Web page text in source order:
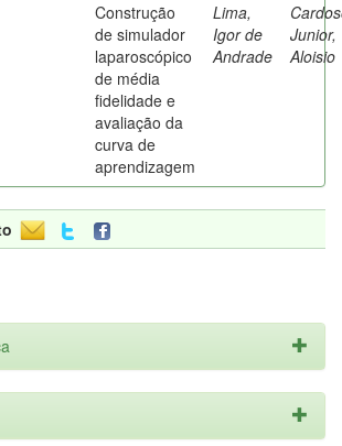
Construção
de simulador
laparoscópico
de média
fidelidade e
avaliação da
curva de
aprendizagem
Lima,
Igor de
Andrade
Junior,
Aloisio